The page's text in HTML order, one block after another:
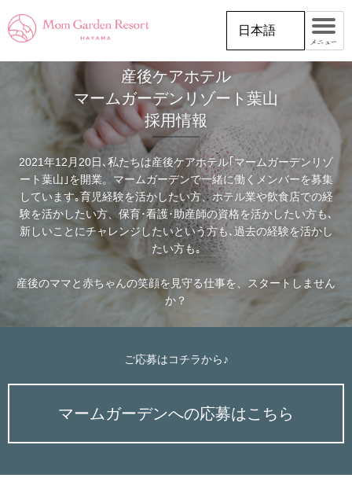
日本語
メニュー
産後ケアホテル
マームガーデンリゾート葉山
採用情報
2021年12月20日､私たちは産後ケアホテル｢マームガーデンリゾ
ート葉山｣を開業。マームガーデンで一緒に働くメンバーを募集
しています｡育児経験を活かしたい方、ホテル業や飲食店での経
験を活かしたい方、保育･看護･助産師の資格を活かしたい方も､
新しいことにチャレンジしたいという方も､過去の経験を活かし
たい方も｡
産後のママと赤ちゃんの笑顔を見守る仕事を、スタートしません
か？
ご応募はコチラから♪
マームガーデンへの応募はこちら